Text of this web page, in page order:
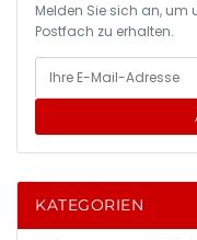
Melden Sie sich an, um
Postfach zu erhalten.
KATEGORIEN